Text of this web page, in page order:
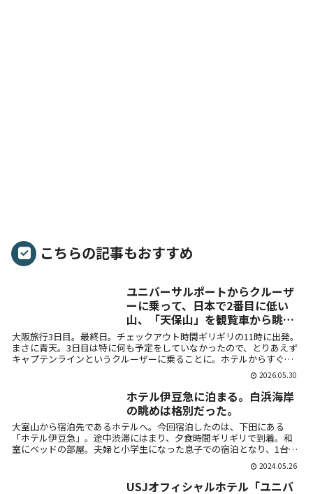
こちらの記事もおすすめ
ユニバーサルポートからクルーザ
ーに乗って、日本で2番目に低い
山、「天保山」を観覧車から眺め
る。
大阪旅行3日目。最終日。チェックアウト時間ギリギリの11時に出発。
まさに青天。3日目は特に何も予定をしていなかったので、とりあえず
キャプテンラインというクルーザーに乗ることに。ホテルからすぐ近
2026.05.30
ホテル伊豆急に泊まる。白浜海岸
の眺めは格別だった。
大室山から宿泊先であるホテルへ。今回宿泊したのは、下田にある
「ホテル伊豆急」。途中渋滞にはまり、夕食時間ギリギリで到着。和
室にベッドの部屋。夫婦と小学生になった息子での宿泊となり、1台は
2024.05.26
USJオフィシャルホテル「ユニバ